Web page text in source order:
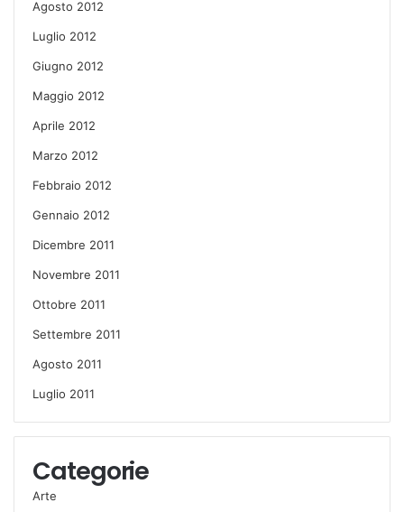
Agosto 2012
Luglio 2012
Giugno 2012
Maggio 2012
Aprile 2012
Marzo 2012
Febbraio 2012
Gennaio 2012
Dicembre 2011
Novembre 2011
Ottobre 2011
Settembre 2011
Agosto 2011
Luglio 2011
Categorie
Arte